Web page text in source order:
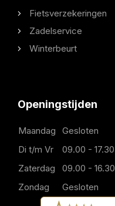
Fietsverzekeringen
Zadelservice
Winterbeurt
Openingstijden
Maandag
Gesloten
Di t/m Vr
09.00 - 17.30
Zaterdag
09.00 - 16.30
Zondag
Gesloten